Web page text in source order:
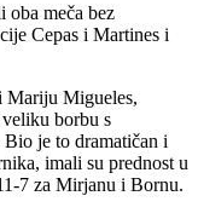
meča bez
Cepas i Martines i
Mariju Migueles,
borbu s
je to dramatičan i
imali su prednost u
7 za Mirjanu i Bornu.